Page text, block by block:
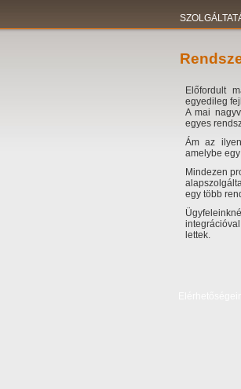
Előfordult
egyedileg
A mai
egyes
Ám az
amelybe
Mindezen
egy több
lettek.